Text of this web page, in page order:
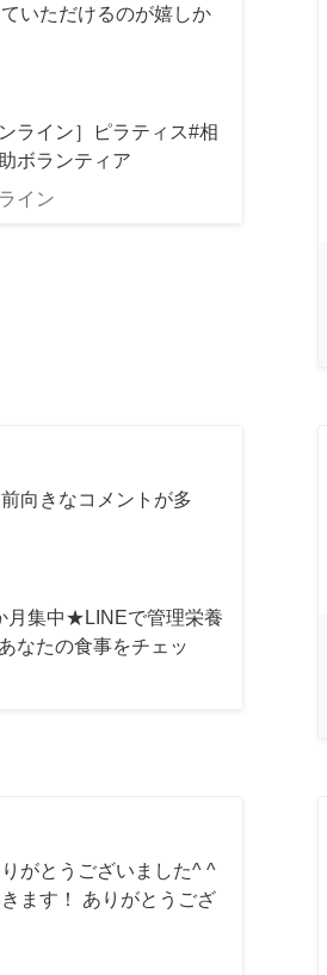
いただけるのが嬉しか
ンライン］ピラティス#相
ボランティア
イン
向きなコメントが多
集中★LINEで管理栄養
なたの食事をチェッ
がとうございました^ ^
ます！ ありがとうござ